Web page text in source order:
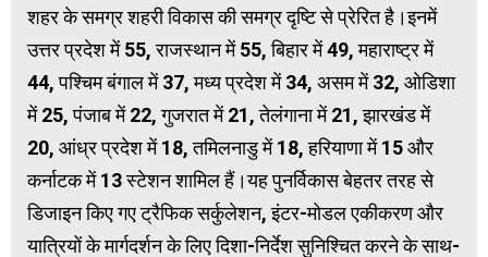
शहर के समग्र शहरी विकास की समग्र दृष्टि से प्रेरित है।इनमें
उत्तर प्रदेश में 55, राजस्थान में 55, बिहार में 49, महाराष्ट्र में
44, पश्चिम बंगाल में 37, मध्य प्रदेश में 34, असम में 32, ओडिशा
में 25, पंजाब में 22, गुजरात में 21, तेलंगाना में 21, झारखंड में
20, आंध्र प्रदेश में 18, तमिलनाडु में 18, हरियाणा में 15 और
कर्नाटक में 13 स्‍टेशन शामिल हैं।यह पुनर्विकास बेहतर तरह से
डिजाइन किए गए ट्रैफिक सर्कुलेशन, इंटर-मोडल एकीकरण और
यात्रियों के मार्गदर्शन के लिए दिशा-निर्देश सुनिश्चित करने के साथ-